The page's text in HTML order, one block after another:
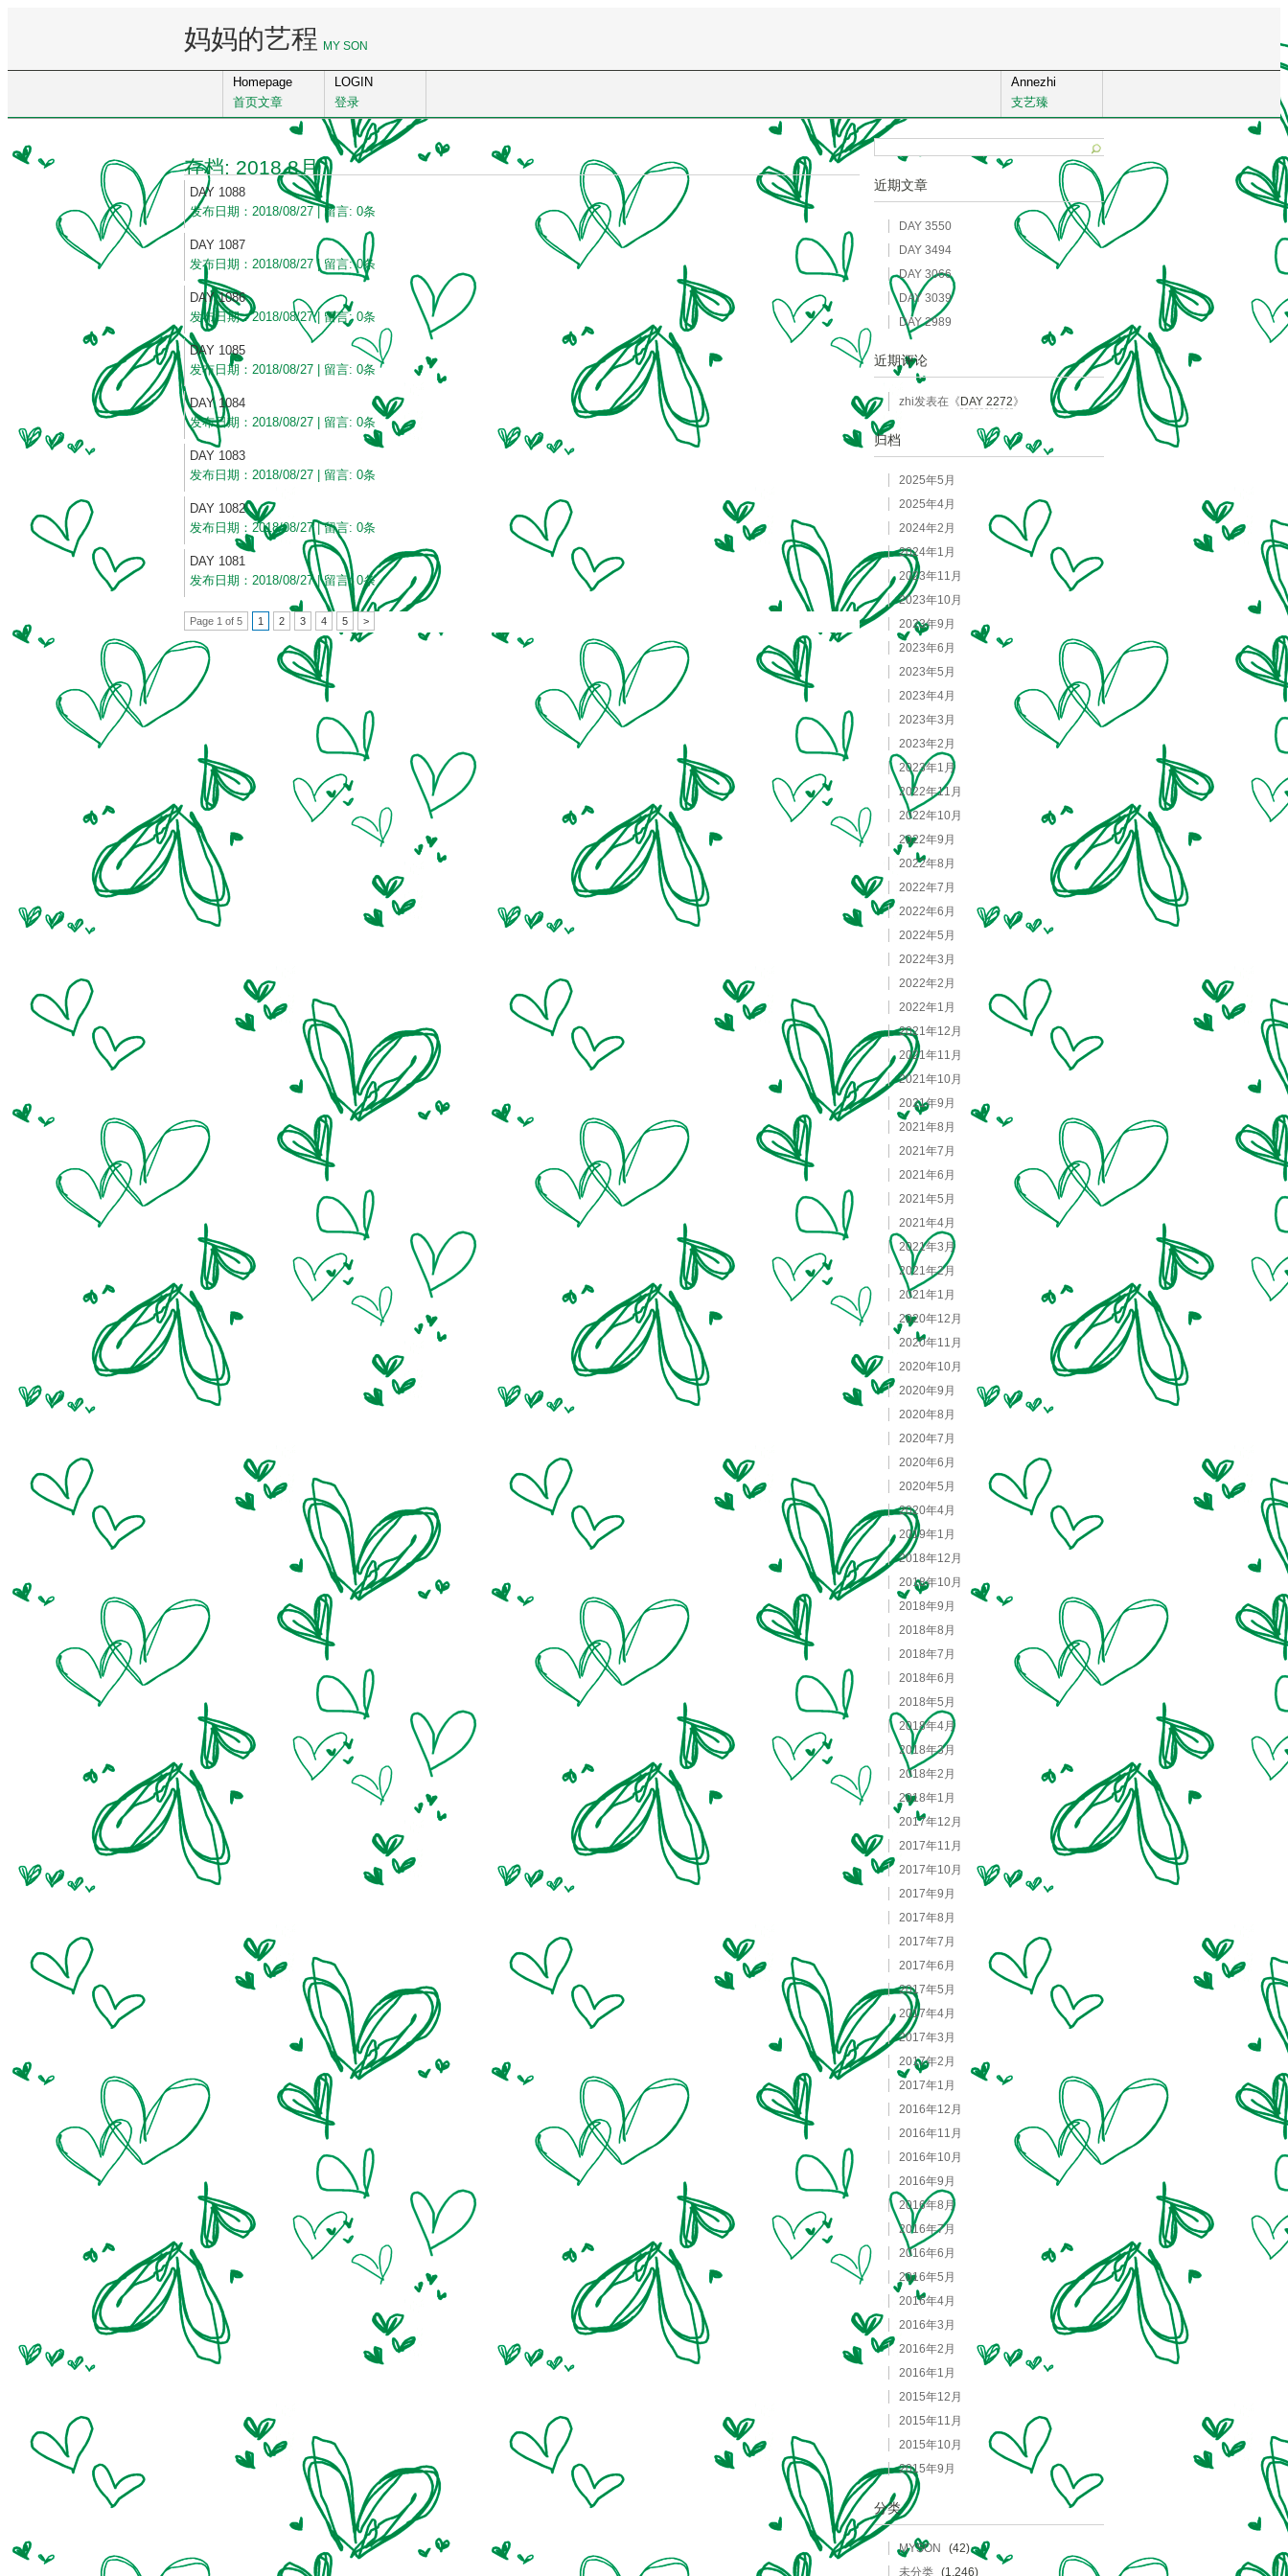
妈妈的艺程 MY SON
Homepage
首页文章
LOGIN
登录
Annezhi
支艺臻
存档: 2018 8月
DAY 1088
发布日期：2018/08/27 | 留言: 0条
DAY 1087
发布日期：2018/08/27 | 留言: 0条
DAY 1086
发布日期：2018/08/27 | 留言: 0条
DAY 1085
发布日期：2018/08/27 | 留言: 0条
DAY 1084
发布日期：2018/08/27 | 留言: 0条
DAY 1083
发布日期：2018/08/27 | 留言: 0条
DAY 1082
发布日期：2018/08/27 | 留言: 0条
DAY 1081
发布日期：2018/08/27 | 留言: 0条
Page 1 of 5 1 2 3 4 5 >
近期文章
DAY 3550
DAY 3494
DAY 3066
DAY 3039
DAY 2989
近期评论
zhi发表在《DAY 2272》
归档
2025年5月
2025年4月
2024年2月
2024年1月
2023年11月
2023年10月
2023年9月
2023年6月
2023年5月
2023年4月
2023年3月
2023年2月
2023年1月
2022年11月
2022年10月
2022年9月
2022年8月
2022年7月
2022年6月
2022年5月
2022年3月
2022年2月
2022年1月
2021年12月
2021年11月
2021年10月
2021年9月
2021年8月
2021年7月
2021年6月
2021年5月
2021年4月
2021年3月
2021年2月
2021年1月
2020年12月
2020年11月
2020年10月
2020年9月
2020年8月
2020年7月
2020年6月
2020年5月
2020年4月
2019年1月
2018年12月
2018年10月
2018年9月
2018年8月
2018年7月
2018年6月
2018年5月
2018年4月
2018年3月
2018年2月
2018年1月
2017年12月
2017年11月
2017年10月
2017年9月
2017年8月
2017年7月
2017年6月
2017年5月
2017年4月
2017年3月
2017年2月
2017年1月
2016年12月
2016年11月
2016年10月
2016年9月
2016年8月
2016年7月
2016年6月
2016年5月
2016年4月
2016年3月
2016年2月
2016年1月
2015年12月
2015年11月
2015年10月
2015年9月
分类
MYSON
(42)
未分类 (1,246)